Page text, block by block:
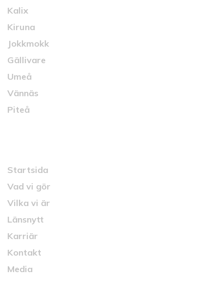
Kalix
Kiruna
Jokkmokk
Gällivare
Umeå
Vännäs
Piteå
Startsida
Vad vi gör
Vilka vi är
Länsnytt
Karriär
Kontakt
Media